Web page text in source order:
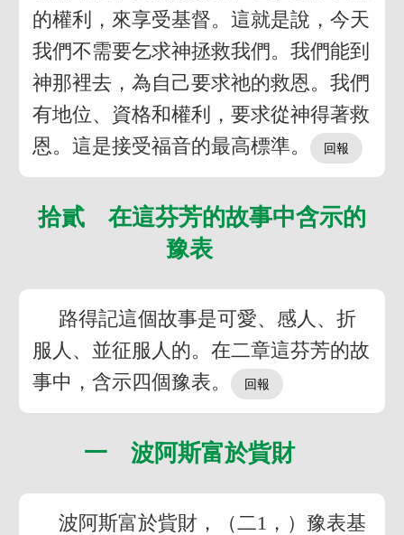
的權利，來享受基督。這就是說，今天
我們不需要乞求神拯救我們。我們能到
神那裡去，為自己要求祂的救恩。我們
有地位、資格和權利，要求從神得著救
恩。這是接受福音的最高標準。
拾貳 在這芬芳的故事中含示的
豫表
路得記這個故事是可愛、感人、折
服人、並征服人的。在二章這芬芳的故
事中，含示四個豫表。
一 波阿斯富於貲財
波阿斯富於貲財，（二1，）豫表基